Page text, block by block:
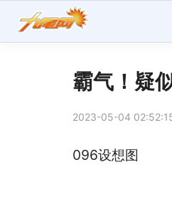
霸气！疑
2023-05-04
096设想图